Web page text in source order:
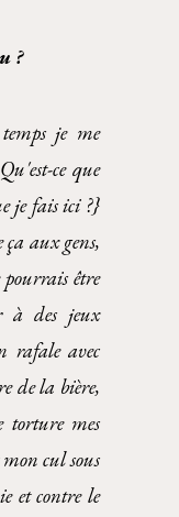
?
je me
ce que
je fais ici ?}
aux gens,
être
à des jeux
rafale avec
de la bière,
mes
cul sous
et contre le